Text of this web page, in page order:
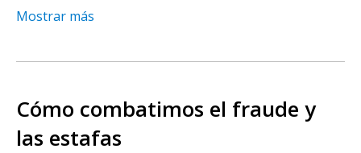
Mostrar más
Cómo combatimos el fraude y
las estafas